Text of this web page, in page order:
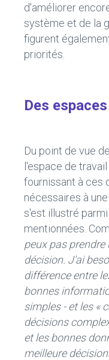
d'améliorer
système et de la
figurent
priorités.
Des
Du point de vue
l'espace de
fournissant à ces
nécessaires à
s'est illustré
mentionnées.
peux pas prendre
décision. J'ai
différence entre
bonnes
simples - et les «
décisions
et les bonnes
meilleure